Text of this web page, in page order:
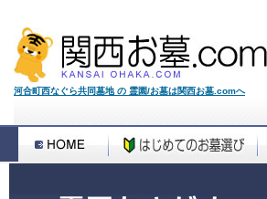
河合町西なぐら共同墓地 の 霊園/お墓は関西お墓.comへ